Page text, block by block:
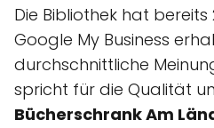
Die Bibliothek hat
Google My Business
durchschnittliche
spricht für die Qualität
Bücherschrank Am